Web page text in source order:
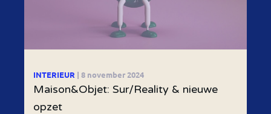
INTERIEUR | 8 november 2024
Maison&Objet: Sur/Reality & nieuwe
opzet